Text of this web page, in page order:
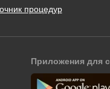
процедур
Приложения для